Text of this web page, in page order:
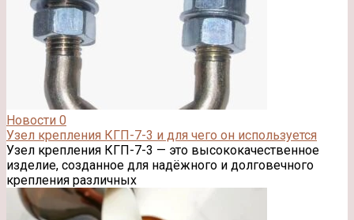
Новости 0
Узел крепления КГП-7-3 и для чего он используется
Узел крепления КГП-7-3 — это высококачественное
изделие, созданное для надёжного и долговечного
крепления различных